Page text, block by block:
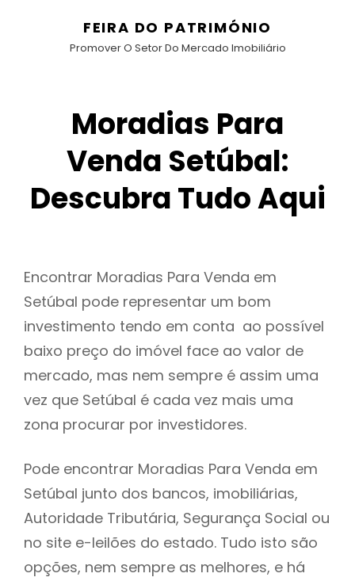
FEIRA DO PATRIMÓNIO
Promover O Setor Do Mercado Imobiliário
Moradias Para
Venda Setúbal:
Descubra Tudo Aqui
Encontrar Moradias Para Venda em
Setúbal pode representar um bom
investimento tendo em conta ao possível
baixo preço do imóvel face ao valor de
mercado, mas nem sempre é assim uma
vez que Setúbal é cada vez mais uma
zona procurar por investidores.
Pode encontrar Moradias Para Venda em
Setúbal junto dos bancos, imobiliárias,
Autoridade Tributária, Segurança Social ou
no site e-leilões do estado. Tudo isto são
opções, nem sempre as melhores, e há